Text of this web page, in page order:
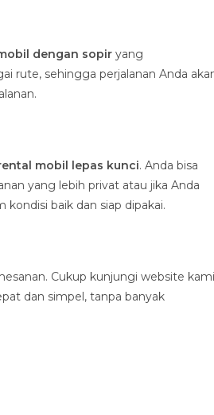
dengan sopir yang
rute, sehingga perjalanan Anda
mobil lepas kunci. Anda bisa
yang lebih privat atau jika Anda
baik dan siap dipakai.
Cukup kunjungi website
dan simpel, tanpa banyak